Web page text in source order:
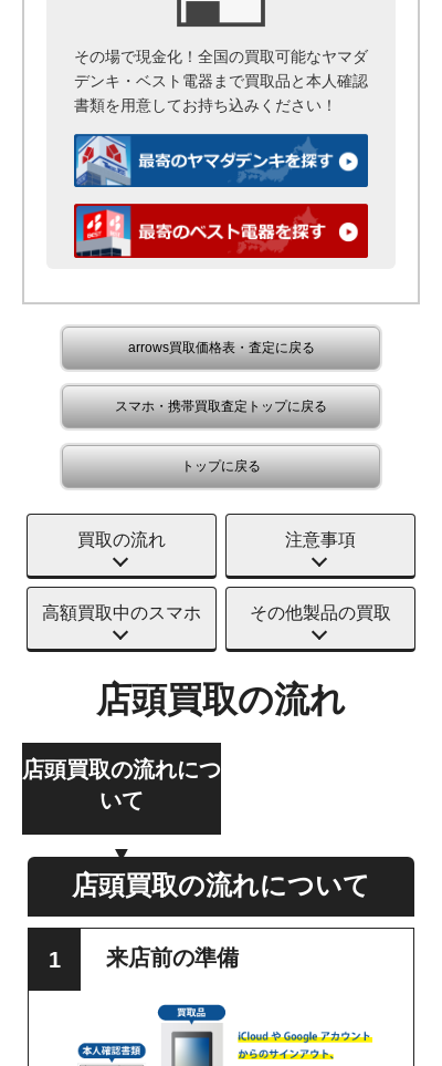
その場で現金化！全国の買取可能なヤマダ
デンキ・ベスト電器まで買取品と本人確認
書類を用意してお持ち込みください！
arrows買取価格表・査定に戻る
スマホ・携帯買取査定トップに戻る
トップに戻る
買取の流れ 注意事項
高額買取中のスマホ その他製品の買取
店頭買取の流れ
店頭買取の流れにつ
いて
店頭買取の流れについて
来店前の準備